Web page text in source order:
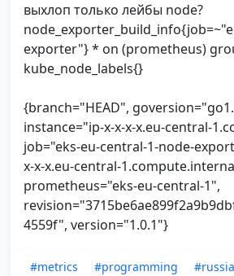
выхлоп только лейбы node?
exporter"} * on (prometheus)
kube_node_labels{}
{branch="HEAD",
instance="ip-x-x-x-x.eu-central-
job="eks-eu-central-1-node-
x-x-x.eu-central-
prometheus="eks-eu-central-1",
4559f", version="1.0.1"}
#metrics #programming